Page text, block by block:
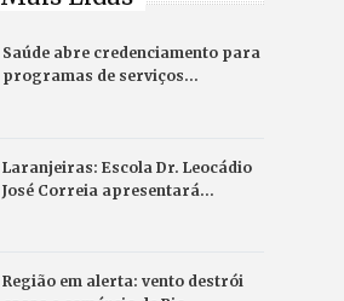
Saúde abre credenciamento para
programas de serviços…
Laranjeiras: Escola Dr. Leocádio
José Correia apresentará…
Região em alerta: vento destrói